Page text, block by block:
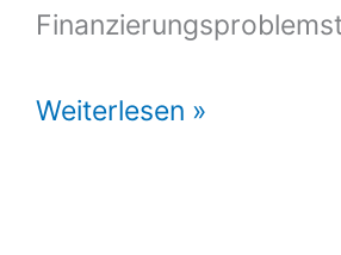
Kreditangebot
Weiterlesen »